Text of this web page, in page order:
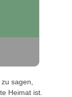
sagen,
Heimat ist.